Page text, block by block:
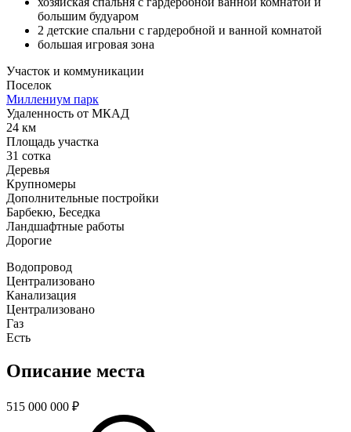
большим будуаром
2 детские спальни с гардеробной и ванной комнатой
большая игровая зона
Участок и коммуникации
Поселок
Миллениум парк
Удаленность от МКАД
24 км
Площадь участка
31 сотка
Деревья
Крупномеры
Дополнительные постройки
Барбекю, Беседка
Ландшафтные работы
Дорогие
Водопровод
Централизовано
Канализация
Централизовано
Газ
Есть
Описание места
515 000 000 ₽